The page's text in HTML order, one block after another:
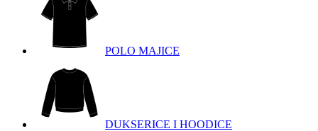
POLO MAJICE
DUKSERICE I HOODICE